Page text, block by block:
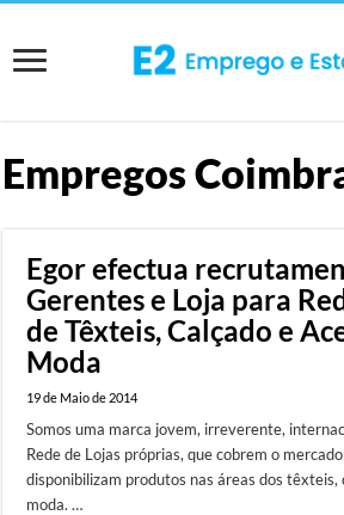
Empregos
Egor efectua
Gerentes e Loja para
de Têxteis, Calçado e
Moda
19 de Maio de 2014
Somos uma marca jovem, irreverente,
Rede de Lojas próprias, que cobrem o
disponibilizam produtos nas áreas dos têxteis,
moda. …